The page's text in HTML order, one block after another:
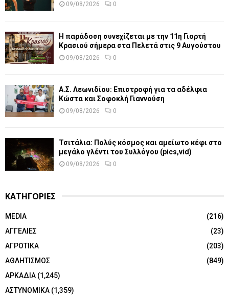
09/08/2026 0
Η παράδοση συνεχίζεται με την 11η Γιορτή
Κρασιού σήμερα στα Πελετά στις 9 Αυγούστου
09/08/2026 0
Α.Σ. Λεωνιδίου: Επιστροφή για τα αδέλφια
Κώστα και Σοφοκλή Γιαννούση
09/08/2026 0
Τσιτάλια: Πολύς κόσμος και αμείωτο κέφι στο
μεγάλο γλέντι του Συλλόγου (pics,vid)
09/08/2026 0
ΚΑΤΗΓΟΡΙΕΣ
MEDIA
(216)
ΑΓΓΕΛΙΕΣ
(23)
ΑΓΡΟΤΙΚΑ
(203)
ΑΘΛΗΤΙΣΜΟΣ
(849)
ΑΡΚΑΔΙΑ (1,245)
ΑΣΤΥΝΟΜΙΚΑ (1,359)